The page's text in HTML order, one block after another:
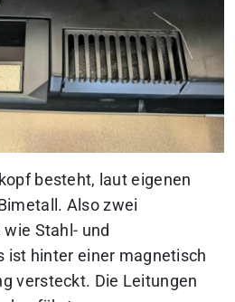
besteht, laut eigenen
Also zwei
Stahl- und
ist hinter einer magnetisch
versteckt. Die Leitungen